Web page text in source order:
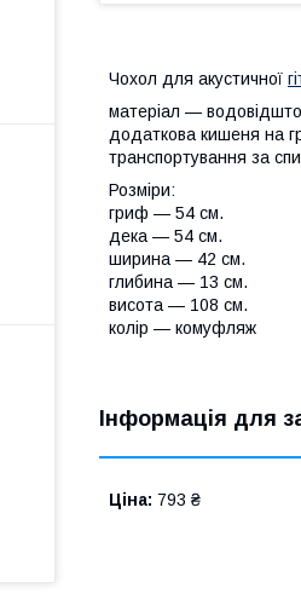
Чохол для акустичної
матеріал —
додаткова кишеня на
транспортування за
Розміри:
гриф — 54 см.
дека — 54 см.
ширина — 42 см.
глибина — 13 см.
висота — 108 см.
колір — комуфляж
Інформація для
Ціна: 793 ₴